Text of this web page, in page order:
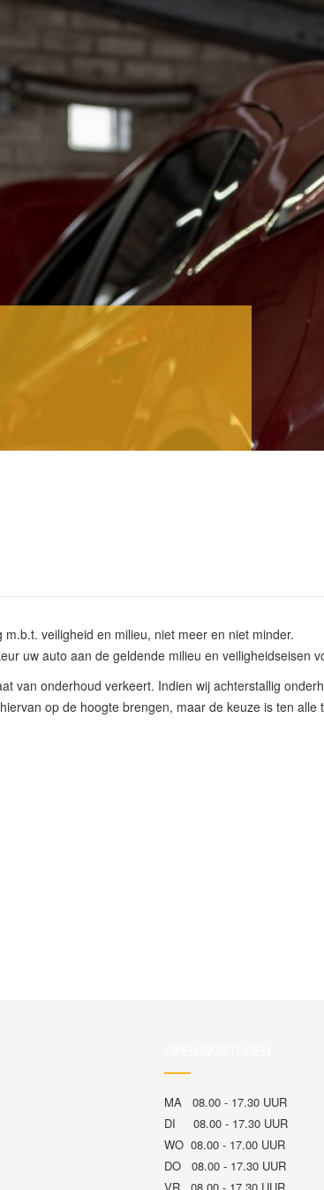
veiligheid en milieu, niet meer en niet minder.
uw auto aan de geldende milieu en veiligheidseisen
van onderhoud verkeert. Indien wij achterstallig
op de hoogte brengen, maar de keuze is ten alle
MA 08.00 - 17.30 UUR
DI 08.00 - 17.30 UUR
WO 08.00 - 17.00 UUR
DO 08.00 - 17.30 UUR